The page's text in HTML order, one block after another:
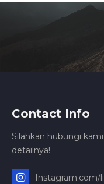
Contact Info
Silahkan hubungi
detailnya!
Instagram.com/